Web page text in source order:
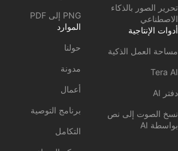
تحرير الصور بالذكاء
الاصطناعي
أدوات الإنتاجية
مساحة العمل الذكية
Tera AI
دفتر AI
نسخ الصوت إلى نص
بواسطة AI
PNG إلى PDF
الموارد
حولنا
مدونة
أعمال
برنامج التوصية
التكامل